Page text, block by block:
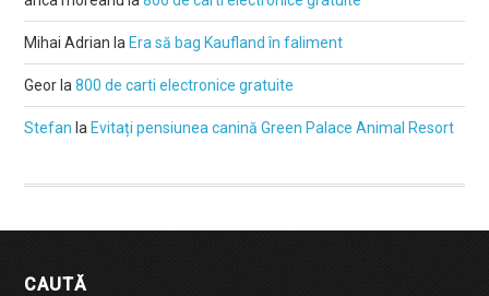
Mihai Adrian la Era să bag Kaufland în faliment
Geor la800 de carti electronice gratuite
Stefan la Evitați pensiunea canină Green Palace Animal Resort
CAUTĂ